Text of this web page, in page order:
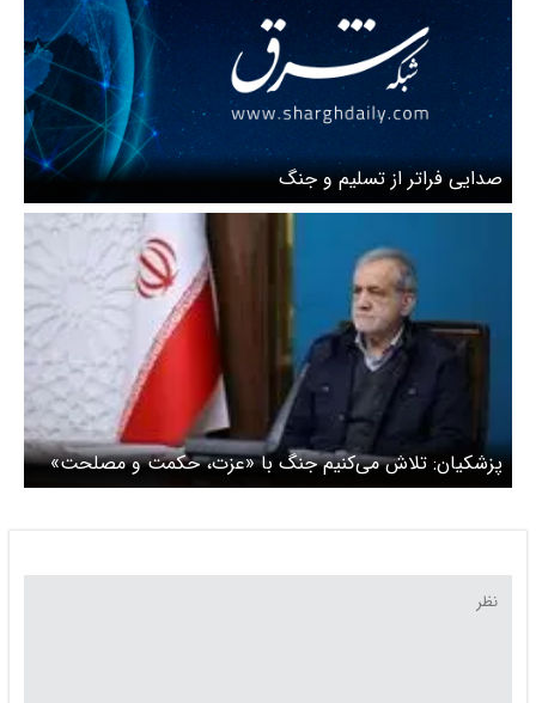
صدایی فراتر از تسلیم و جنگ
پزشکیان: تلاش می‌کنیم جنگ با «عزت، حکمت و مصلحت»
به پایان برسد